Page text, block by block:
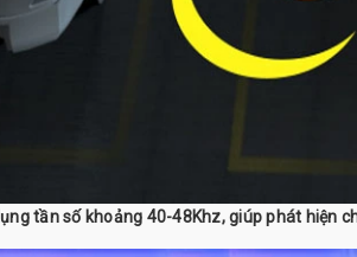
tần số khoảng 40-48Khz, giúp phát hiện